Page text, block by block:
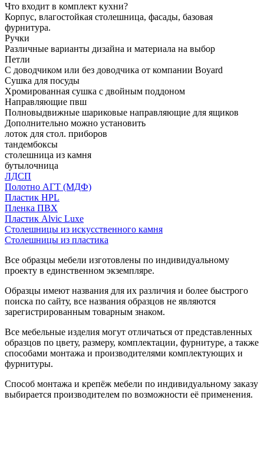
Что входит в комплект кухни?
Корпус, влагостойкая столешница, фасады, базовая
фурнитура.
Ручки
Различные варианты дизайна и материала на выбор
Петли
С доводчиком или без доводчика от компании Boyard
Сушка для посуды
Хромированная сушка с двойным поддоном
Направляющие пвш
Полновыдвижные шариковые направляющие для ящиков
Дополнительно можно установить
лоток для стол. приборов
тандембоксы
столешница из камня
бутылочница
ЛДСП
Полотно АГТ (МДФ)
Пластик HPL
Пленка ПВХ
Пластик Alvic Luxe
Столешницы из искусственного камня
Столешницы из пластика
Все образцы мебели изготовлены по индивидуальному
проекту в единственном экземпляре.
Образцы имеют названия для их различия и более быстрого
поиска по сайту, все названия образцов не являются
зарегистрированным товарным знаком.
Все мебельные изделия могут отличаться от представленных
образцов по цвету, размеру, комплектации, фурнитуре, а также
способами монтажа и производителями комплектующих и
фурнитуры.
Способ монтажа и крепёж мебели по индивидуальному заказу
выбирается производителем по возможности её применения.